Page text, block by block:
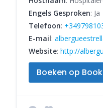
Engels Gesproken: Ja
Telefoon:
E-mail:
Website: http://
Boeken op